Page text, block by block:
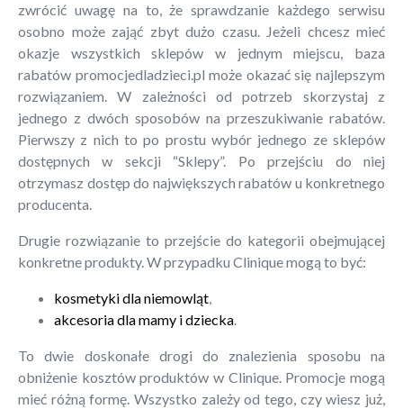
zwrócić uwagę na to, że sprawdzanie każdego serwisu
osobno może zająć zbyt dużo czasu. Jeżeli chcesz mieć
okazje wszystkich sklepów w jednym miejscu, baza
rabatów promocjedladzieci.pl może okazać się najlepszym
rozwiązaniem. W zależności od potrzeb skorzystaj z
jednego z dwóch sposobów na przeszukiwanie rabatów.
Pierwszy z nich to po prostu wybór jednego ze sklepów
dostępnych w sekcji “Sklepy”. Po przejściu do niej
otrzymasz dostęp do największych rabatów u konkretnego
producenta.
Drugie rozwiązanie to przejście do kategorii obejmującej
konkretne produkty. W przypadku Clinique mogą to być:
kosmetyki dla niemowląt,
akcesoria dla mamy i dziecka.
To dwie doskonałe drogi do znalezienia sposobu na
obniżenie kosztów produktów w Clinique. Promocje mogą
mieć różną formę. Wszystko zależy od tego, czy wiesz już,